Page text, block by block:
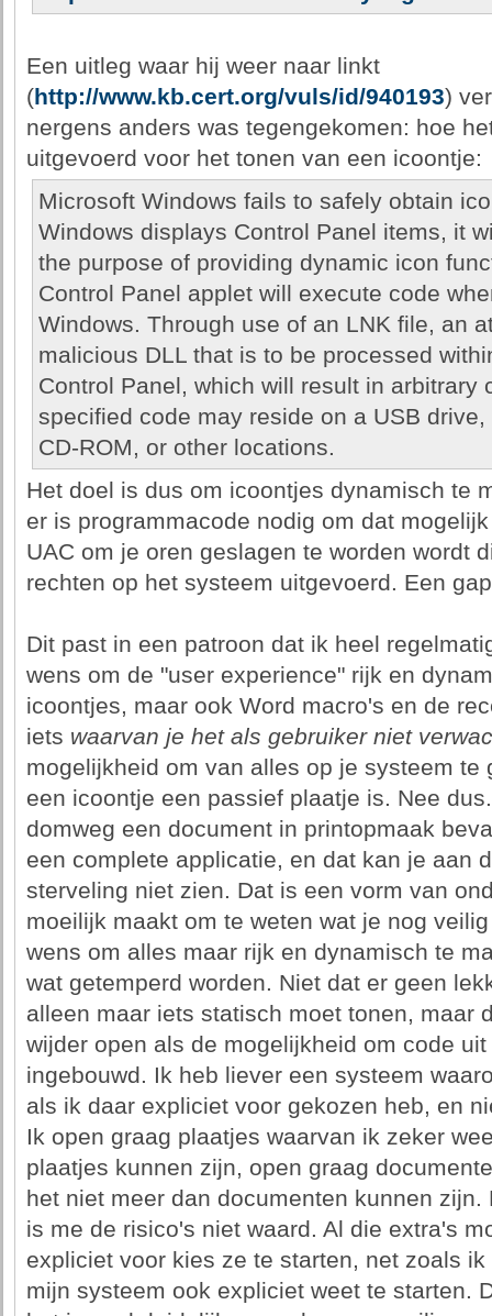
Een uitleg waar hij weer naar linkt
(http://www.kb.cert.org/vuls/id/940193)
nergens anders was tegengekomen: hoe
uitgevoerd voor het tonen van een icoontje:
Microsoft Windows fails to safely obtain
Windows displays Control Panel items, it
the purpose of providing dynamic icon
Control Panel applet will execute code
Windows. Through use of an LNK file, an
malicious DLL that is to be processed
Control Panel, which will result in arbitrary
specified code may reside on a USB
CD-ROM, or other locations.
Het doel is dus om icoontjes dynamisch te
er is programmacode nodig om dat
UAC om je oren geslagen te worden wordt
rechten op het systeem uitgevoerd. Een
Dit past in een patroon dat ik heel
wens om de "user experience" rijk en
icoontjes, maar ook Word macro's en de
iets waarvan je het als gebruiker niet
mogelijkheid om van alles op je systeem te
een icoontje een passief plaatje is. Nee
domweg een document in printopmaak
een complete applicatie, en dat kan je aan
sterveling niet zien. Dat is een vorm van
moeilijk maakt om te weten wat je nog
wens om alles maar rijk en dynamisch te
wat getemperd worden. Niet dat er geen
alleen maar iets statisch moet tonen, maar
wijder open als de mogelijkheid om code
ingebouwd. Ik heb liever een systeem
als ik daar expliciet voor gekozen heb, en
Ik open graag plaatjes waarvan ik zeker
plaatjes kunnen zijn, open graag
het niet meer dan documenten kunnen
is me de risico's niet waard. Al die extra's
expliciet voor kies ze te starten, net zoals
mijn systeem ook expliciet weet te starten.